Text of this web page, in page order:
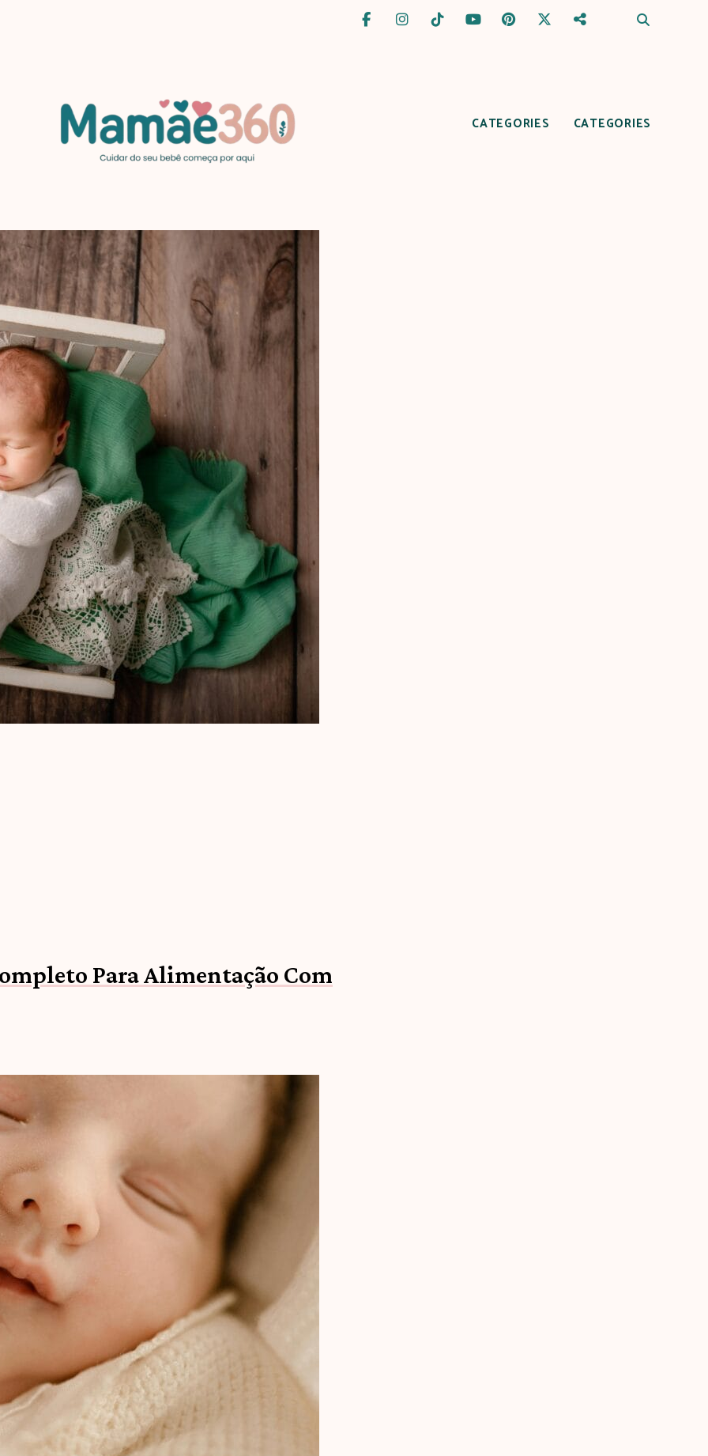
começa
por
aqui
CATEGORIES CATEGORIES
Para Alimentação Com